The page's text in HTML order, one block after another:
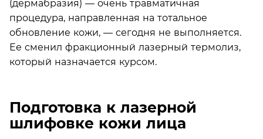
(дермабразия) — очень травматичная
процедура, направленная на тотальное
обновление кожи, — сегодня не выполняется.
Ее сменил фракционный лазерный термолиз,
который назначается курсом.
Подготовка к лазерной
шлифовке кожи лица